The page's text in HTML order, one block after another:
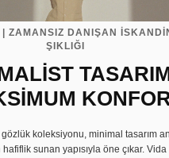
ZAMANSIZ DANIŞAN
ŞIKLIĞI
koleksiyonu, minimal tasarım
sunan yapısıyla öne çıkar. Vida